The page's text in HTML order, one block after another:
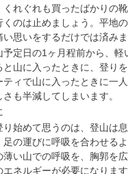
くれぐれも買ったばかりの
くのは止めましょう。平地
思いをするだけでは済みま
予定日の1ヶ月程前から、
と山に入ったときに、登り
ティで山に入ったときに一
も半減してしまいます。
始めて思うのは、登山は
足の運びに呼吸を合わせる
薄い山での呼吸を、胸郭を
エネルギーが必要になりま